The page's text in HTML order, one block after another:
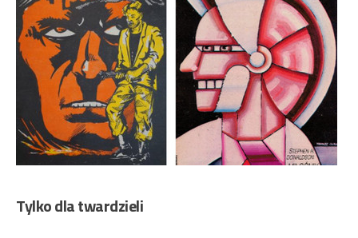
Tylko dla twardzieli